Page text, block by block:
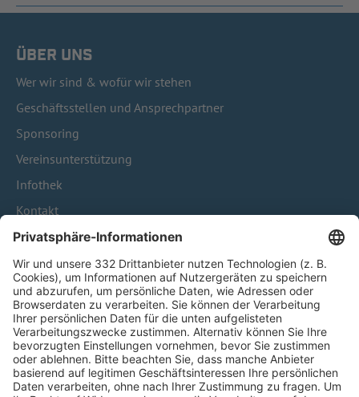
ÜBER UNS
Wer wir sind & wofür wir stehen
Geschäftsstellen und Ansprechpartner
Sponsoring
Vereinsunterstützung
Infothek
Kontakt
HÄUFIG BESUCHTE SEITEN
Pässe und Vereinswechsel
Trainerausbildung
Schulungsangebot Vereinsmitarbeiter
BFV-Geschäftsstellen
Trainerbörse